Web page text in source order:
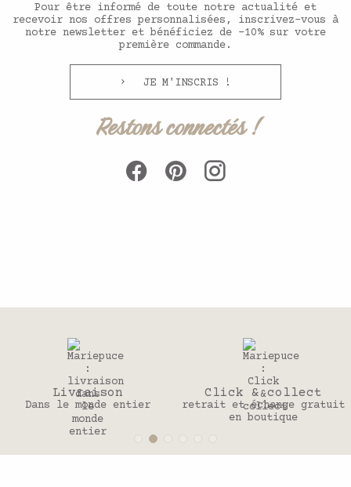
Pour être informé de toute notre actualité et
recevoir nos offres personnalisées, inscrivez-vous à
notre newsletter et bénéficiez de -10% sur votre
première commande.
JE M'INSCRIS !
Restons connectés !
entier
Click & collect
retrait et échange gratuit
30
Pour